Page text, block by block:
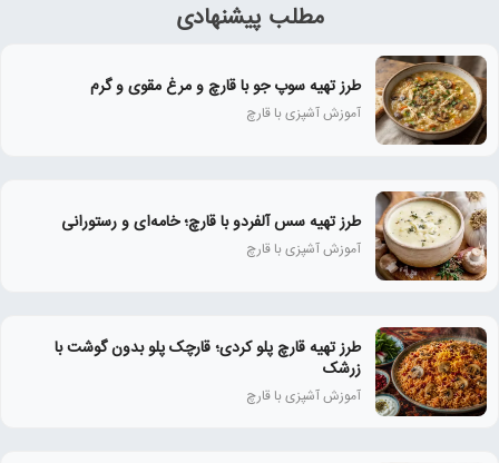
مطلب پیشنهادی
طرز تهیه سوپ جو با قارچ و مرغ مقوی و گرم
آموزش آشپزی با قارچ
طرز تهیه سس آلفردو با قارچ؛ خامه‌ای و رستورانی
آموزش آشپزی با قارچ
طرز تهیه قارچ پلو کردی؛ قارچک پلو بدون گوشت با
زرشک
آموزش آشپزی با قارچ